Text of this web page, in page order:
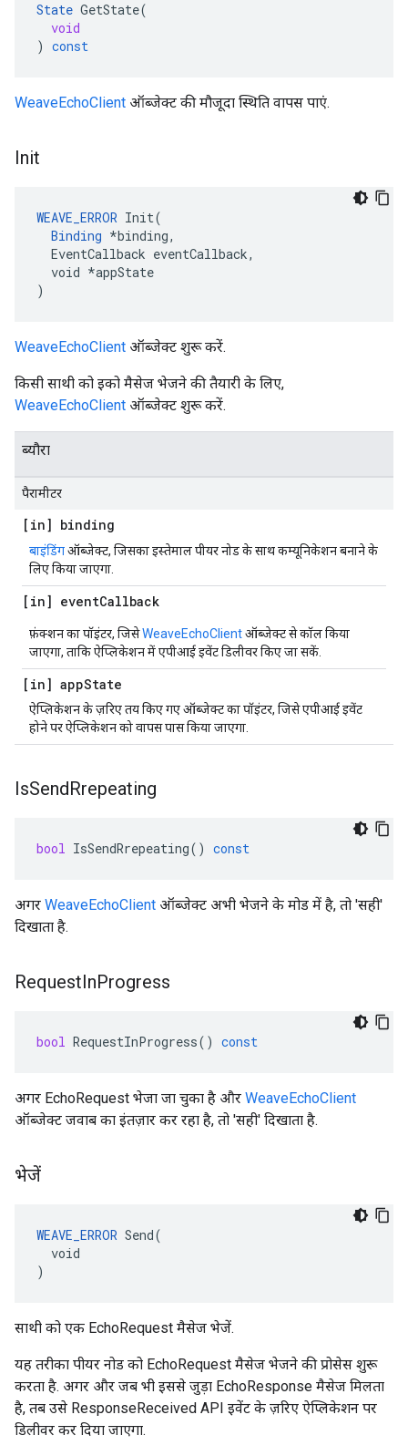
State GetState(
void
) const
WeaveEchoClient ऑब्जेक्ट की मौजूदा स्थिति वापस पाएं.
Init
WEAVE_ERROR Init(
Binding *binding,
  EventCallback eventCallback,
  void *appState
)
WeaveEchoClient ऑब्जेक्ट शुरू करें.
किसी साथी को इको मैसेज भेजने की तैयारी के लिए,
WeaveEchoClient ऑब्जेक्ट शुरू करें.
ब्यौरा
पैरामीटर
[in] binding
बाइंडिंगऑब्जेक्ट, जिसका इस्तेमाल पीयर नोड के साथ कम्यूनिकेशन बनाने के
लिए किया जाएगा.
[in] eventCallback
फ़ंक्शन का पॉइंटर, जिसेWeaveEchoClientऑब्जेक्ट से कॉल किया
जाएगा, ताकि ऐप्लिकेशन में एपीआई इवेंट डिलीवर किए जा सकें.
[in] appState
ऐप्लिकेशन के ज़रिए तय किए गए ऑब्जेक्ट का पॉइंटर, जिसे एपीआई इवेंट
होने पर ऐप्लिकेशन को वापस पास किया जाएगा.
IsSendRrepeating
bool IsSendRrepeating() const
अगर WeaveEchoClient ऑब्जेक्ट अभी भेजने के मोड में है, तो 'सही'
दिखाता है.
RequestInProgress
bool RequestInProgress() const
अगर EchoRequest भेजा जा चुका है और WeaveEchoClient
ऑब्जेक्ट जवाब का इंतज़ार कर रहा है, तो 'सही' दिखाता है.
भेजें
WEAVE_ERROR Send(
  void
)
साथी को एक EchoRequest मैसेज भेजें.
यह तरीका पीयर नोड को EchoRequest मैसेज भेजने की प्रोसेस शुरू
करता है. अगर और जब भी इससे जुड़ा EchoResponse मैसेज मिलता
है, तब उसे ResponseReceived API इवेंट के ज़रिए ऐप्लिकेशन पर
डिलीवर कर दिया जाएगा.